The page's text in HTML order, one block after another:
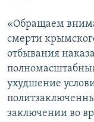
«Обращаем
смерти
отбывания
ухудшение
заключении во